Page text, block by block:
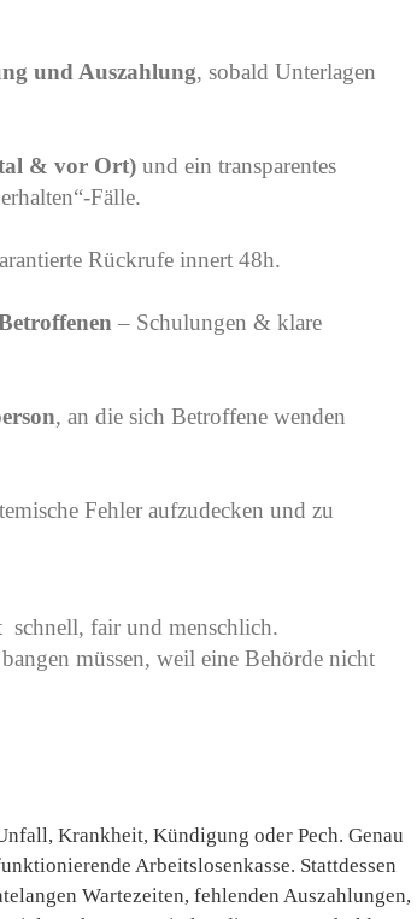
und Auszahlung, sobald Unterlagen
& vor Ort) und ein transparentes
Fälle.
Rückrufe innert 48h.
– Schulungen & klare
, an die sich Betroffene wenden
Fehler aufzudecken und zu
schnell, fair und menschlich.
müssen, weil eine Behörde nicht
Krankheit, Kündigung oder Pech. Genau
Arbeitslosenkasse. Stattdessen
Wartezeiten, fehlenden Auszahlungen,